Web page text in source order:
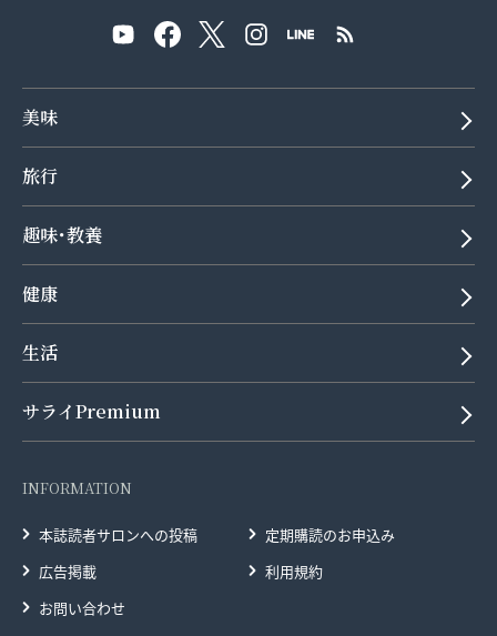
美味
旅行
趣味･教養
健康
生活
サライPremium
INFORMATION
本誌読者サロンへの投稿
定期購読のお申込み
広告掲載
利用規約
お問い合わせ